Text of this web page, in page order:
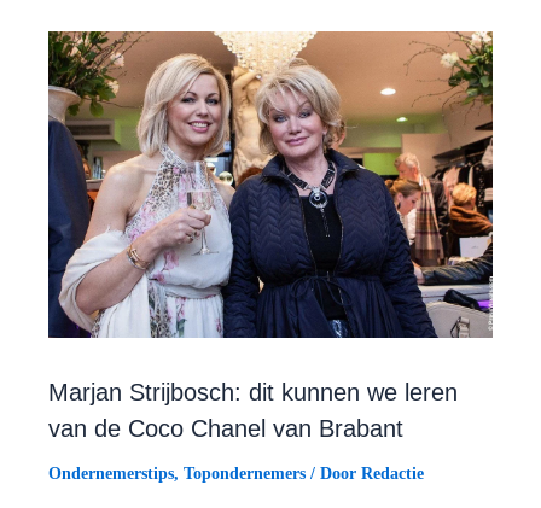
Marjan Strijbosch: dit kunnen we leren
van de Coco Chanel van Brabant
Ondernemerstips, Topondernemers / Door Redactie